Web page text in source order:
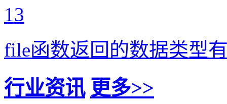
13
file函数返回的数据类型
行业资讯 更多>>